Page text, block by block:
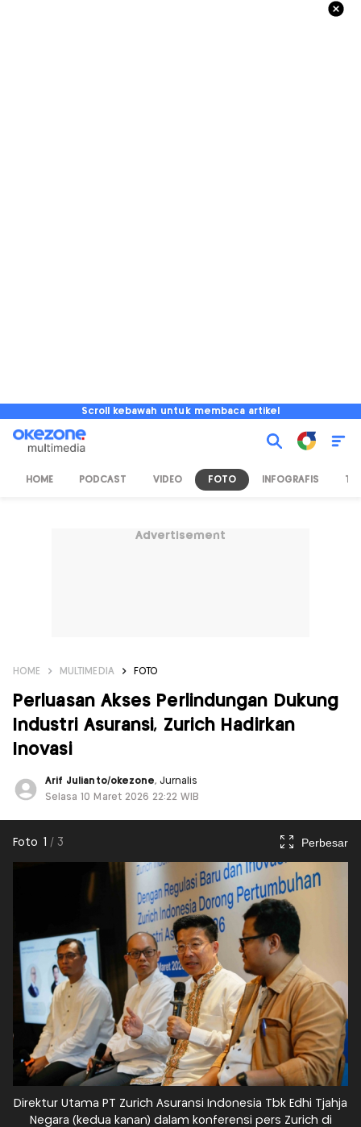
Scroll kebawah untuk membaca artikel
HOME PODCAST VIDEO FOTO INFOGRAFIS TV
Advertisement
HOME MULTIMEDIA FOTO
Perluasan Akses Perlindungan Dukung
Industri Asuransi, Zurich Hadirkan
Inovasi
Arif Julianto/okezone, Jurnalis
Selasa 10 Maret 2026 22:22 WIB
Foto 1 /3 Perbesar
Direktur Utama PT Zurich Asuransi Indonesia Tbk Edhi Tjahja
Negara (kedua kanan) dalam konferensi pers Zurich di